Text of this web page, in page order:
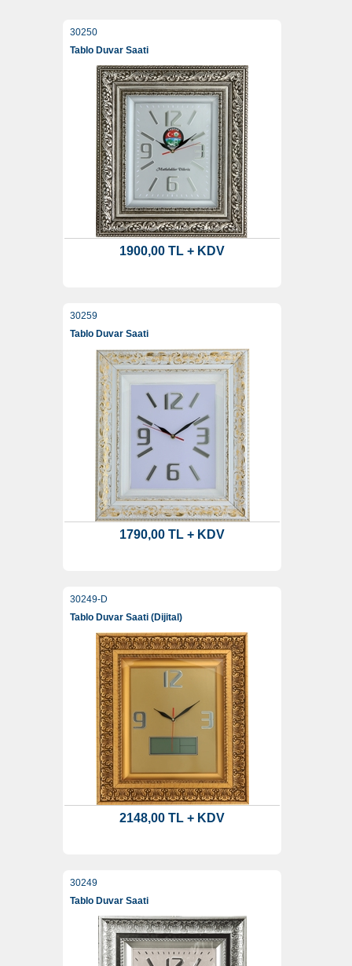
30250
Tablo Duvar Saati
1900,00 TL + KDV
30259
Tablo Duvar Saati
1790,00 TL + KDV
30249-D
Tablo Duvar Saati (Dijital)
2148,00 TL + KDV
30249
Tablo Duvar Saati